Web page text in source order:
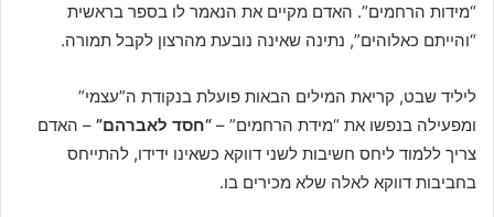
“מידות הרחמים”. האדם מקיים את הנאמר לו בספר בראשית
“והייתם כאלוהים”, נתינה שאינה נובעת מהרצון לקבל תמורה.
ליליד שבט, קריאת המילים הבאות פועלת בנקודת ה”עצמי”
ומפעילה בנפשו את “מידת הרחמים” – “חסד לאברהם” – האדם
צריך ללמוד ליחס חשיבות לשני דווקא כשאינו ידידו, להתייחס
בחביבות דווקא לאלה שלא מכירים בו.